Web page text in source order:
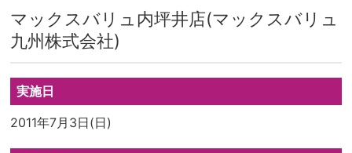
マックスバリュ内坪井店(マックスバリュ
九州株式会社)
実施日
2011年7月3日(日)